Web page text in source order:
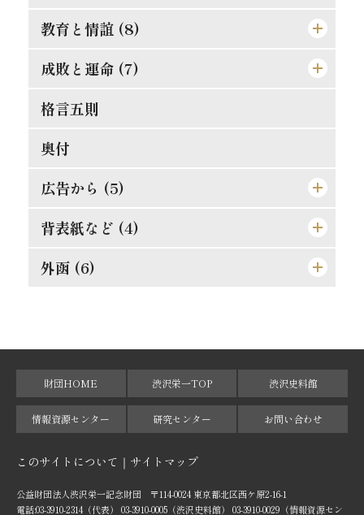
金門公園の掛札
唯王道あるのみ
競争の善意と悪意
合理的の経営
武士道は即ち実業道なり
文明人の貪戻
相愛忠恕の道を以て交はるべし
天然の抵抗を征服せよ
摸倣時代に別れよ
教育と情誼 (8)
孝は強ふべきものに非ず
現代教育の得失
偉人と其の母
其罪果して孰れに在りや
理論より実際
成敗と運命 (7)
それ唯忠恕のみ
失敗らしき成功
人事を尽して天命を待て
湖畔の感慨
順逆の二境は何れより来るか
格言五則
奥付
広告から (5)
東亜堂出版図書特約売捌店
[広告]
[裏表紙]
背表紙など (4)
[背]
[小口]
外函 (6)
[外函（ウラ）]
[外函（天）]
[外函（地）]
[外函（小口）]
財団HOME 渋沢栄一TOP 渋沢史料館
情報資源センター 研究センター お問い合わせ
このサイトについて サイトマップ
公益財団法人渋沢栄一記念財団 〒114-0024 東京都北区西ケ原2-16-1
電話:03-3910-2314（代表） 03-3910-0005（渋沢史料館） 03-3910-0029（情報資源セン